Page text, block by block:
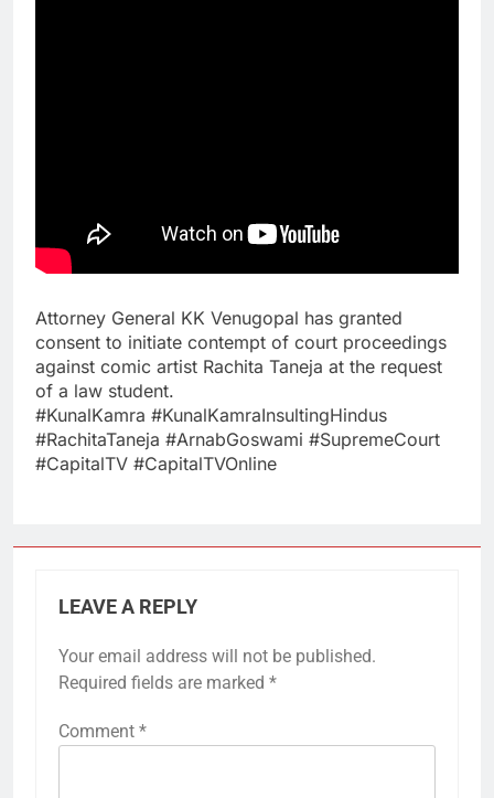
Attorney General KK Venugopal has granted
consent to initiate contempt of court proceedings
against comic artist Rachita Taneja at the request
of a law student.
#KunalKamra #KunalKamraInsultingHindus
#RachitaTaneja #ArnabGoswami #SupremeCourt
#CapitalTV #CapitalTVOnline
LEAVE A REPLY
Your email address will not be published.
Required fields are marked *
Comment *